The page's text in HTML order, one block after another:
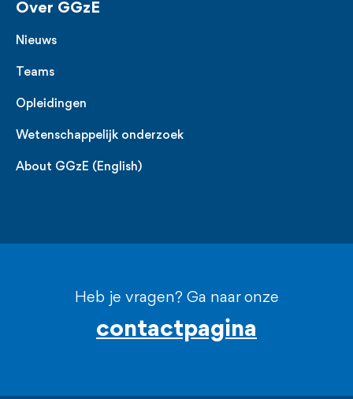
Over GGzE
Nieuws
Teams
Opleidingen
Wetenschappelijk onderzoek
About GGzE (English)
Heb je vragen? Ga naar onze
contactpagina